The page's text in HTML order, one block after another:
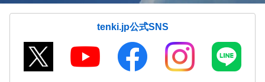
tenki.jp公式SNS